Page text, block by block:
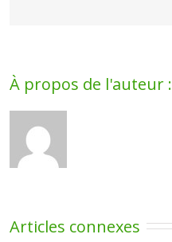
À propos de l'auteur :
Articles connexes